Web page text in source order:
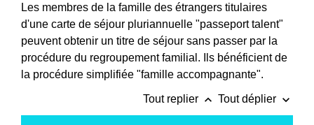
Les membres de la famille des étrangers titulaires
d'une carte de séjour pluriannuelle "passeport talent"
peuvent obtenir un titre de séjour sans passer par la
procédure du regroupement familial. Ils bénéficient de
la procédure simplifiée "famille accompagnante".
Tout replier keyboard_arrow_up Tout déplier keyboard_arrow_down